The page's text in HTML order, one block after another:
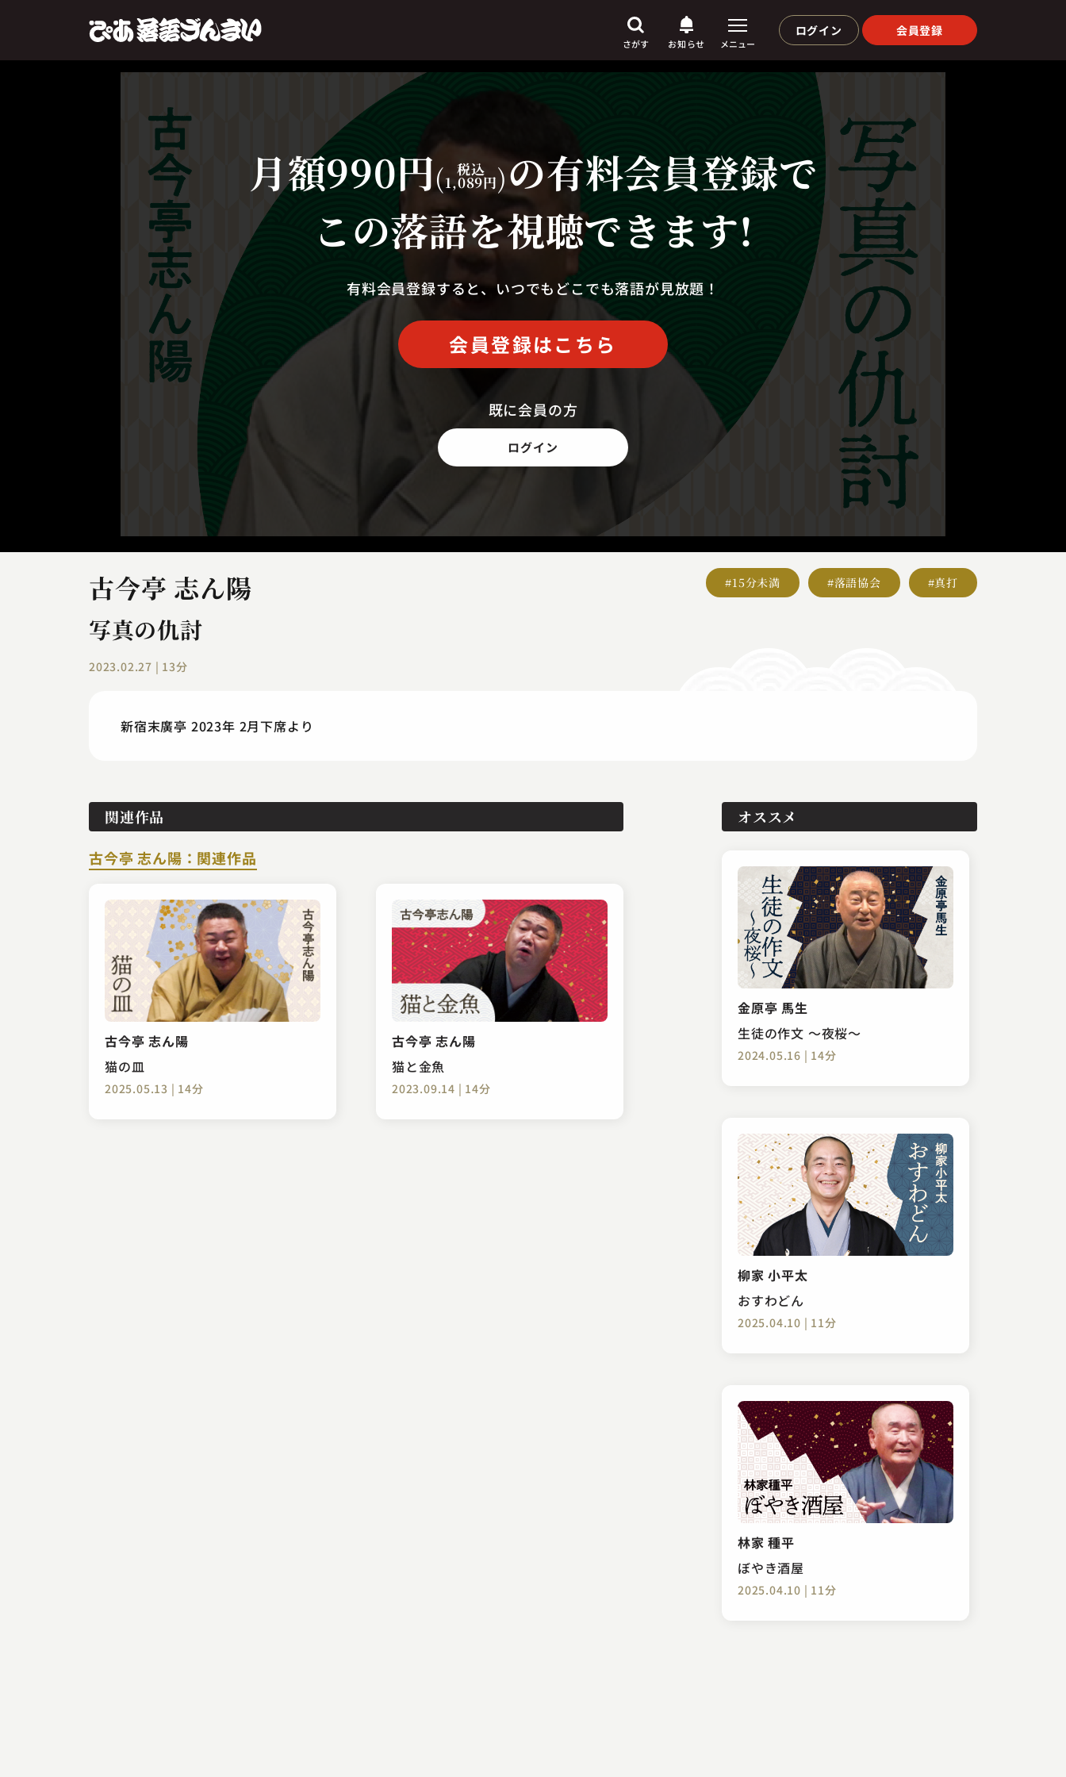
さがす
芸人からさがす
演目
上演時間からさがす
お知らせ メニュー
ログイン 会員登録
月額990円( 税込
1,089円)の有料会員登録で
この落語を視聴できます!
有料会員登録すると、いつでもどこでも落語が見放題！
会員登録はこちら
既に会員の方
ログイン
古今亭 志ん陽
写真の仇討
2023.02.27 | 13分
#15分未満 #落語協会 #真打
新宿末廣亭 2023年 2月下席より
関連作品
古今亭 志ん陽：関連作品
古今亭 志ん陽
猫の皿
2025.05.13 | 14分
古今亭 志ん陽
猫と金魚
2023.09.14 | 14分
オススメ
金原亭 馬生
生徒の作文 ～夜桜～
2024.05.16 | 14分
柳家 小平太
おすわどん
2025.04.10 | 11分
林家 種平
ぼやき酒屋
2025.04.10 | 11分